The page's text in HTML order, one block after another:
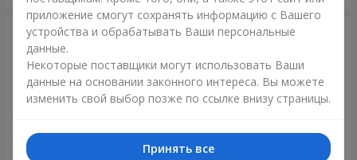
приложение смогут сохранять информацию с Вашего
устройства и обрабатывать Ваши персональные
данные.
Некоторые поставщики могут использовать Ваши
данные на основании законного интереса. Вы можете
изменить свой выбор позже по ссылке внизу страницы.
Принять все